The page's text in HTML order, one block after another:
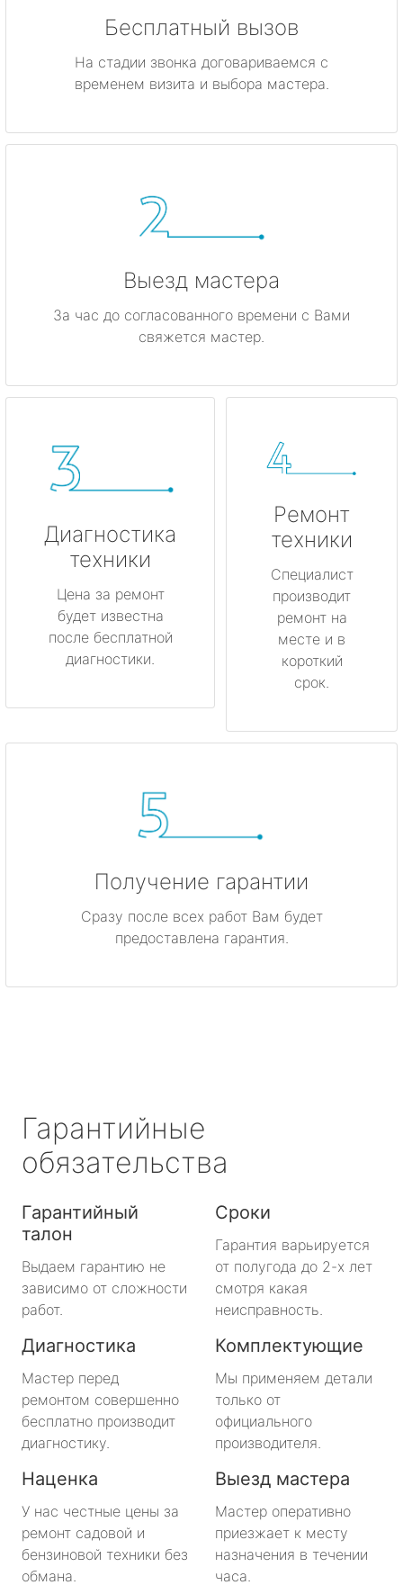
Бесплатный вызов
На стадии звонка договариваемся с
временем визита и выбора мастера.
Выезд мастера
За час до согласованного времени с Вами
свяжется мастер.
Диагностика
техники
Цена за ремонт
будет известна
после бесплатной
диагностики.
Ремонт
техники
Специалист
производит
ремонт на
месте и в
короткий
срок.
Получение гарантии
Сразу после всех работ Вам будет
предоставлена гарантия.
Гарантийные
обязательства
Гарантийный
талон
Выдаем гарантию не
зависимо от сложности
работ.
Сроки
Гарантия варьируется
от полугода до 2-х лет
смотря какая
неисправность.
Диагностика
Мастер перед
ремонтом совершенно
бесплатно производит
диагностику.
Комплектующие
Мы применяем детали
только от
официального
производителя.
Наценка
У нас честные цены за
ремонт садовой и
бензиновой техники без
обмана.
Выезд мастера
Мастер оперативно
приезжает к месту
назначения в течении
часа.